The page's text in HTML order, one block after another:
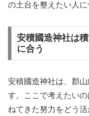
の土台を整えたい人に
安積國造神社は
に合う
安積國造神社は、郡
す。ここで考えたい
ねてきた努力をどう